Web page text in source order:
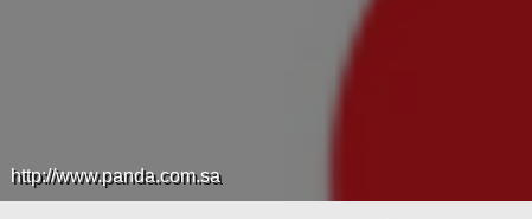
http://www.panda.com.sa